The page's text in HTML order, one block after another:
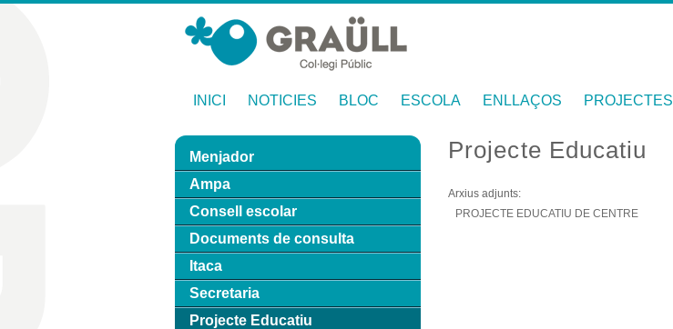
INICI NOTICIES BLOC ESCOLA ENLLAÇOS PROJECTES
Menjador
Ampa
Consell escolar
Documents de consulta
Itaca
Secretaria
Projecte Educatiu
Projecte Educatiu
Arxius adjunts:
PROJECTE EDUCATIU DE CENTRE